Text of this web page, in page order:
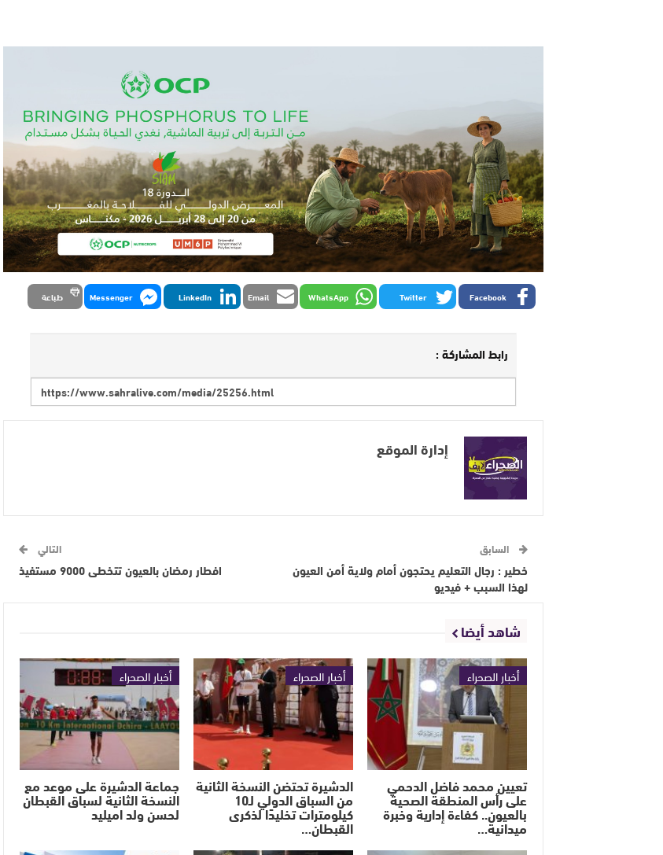
Facebook
Twitter
WhatsApp
Email
LinkedIn
Messenger طباعة
رابط المشاركة :
إدارة الموقع
السابق
خطير : رجال التعليم يحتجون أمام ولاية أمن العيون
لهذا السبب + فيديو
التالي
افطار رمضان بالعيون تتخطى 9000 مستفيذ
شاهد أيضا
أخبار الصحراء
تعيين محمد فاضل الدحمي
على رأس المنطقة الصحية
بالعيون.. كفاءة إدارية وخبرة
ميدانية…
أخبار الصحراء
الدشيرة تحتضن النسخة الثانية
من السباق الدولي لـ10
كيلومترات تخليدًا لذكرى
القبطان…
أخبار الصحراء
جماعة الدشيرة على موعد مع
النسخة الثانية لسباق القبطان
لحسن ولد اميليد